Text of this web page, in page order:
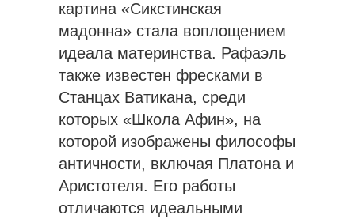
картина «Сикстинская
мадонна» стала воплощением
идеала материнства. Рафаэль
также известен фресками в
Станцах Ватикана, среди
которых «Школа Афин», на
которой изображены философы
античности, включая Платона и
Аристотеля. Его работы
отличаются идеальными